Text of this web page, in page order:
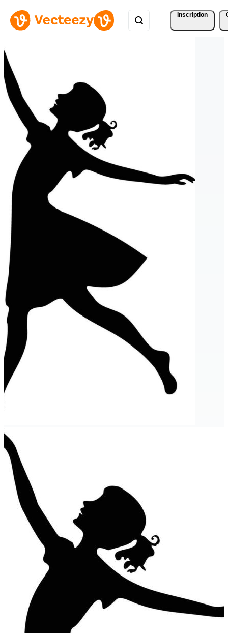
Inscription